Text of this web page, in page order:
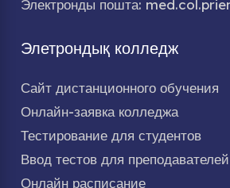
Электронды пошта:
Элетрондық колледж
Сайт дистанционного обучения
Онлайн-заявка колледжа
Тестирование для студентов
Ввод тестов для преподавателей
Онлайн расписание